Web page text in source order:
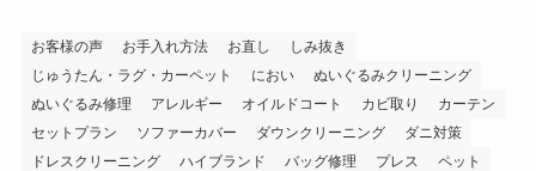
お客様の声 お手入れ方法 お直し
しみ抜き
じゅうたん・ラグ・カーペット
におい
ぬいぐるみクリーニング
ぬいぐるみ修理
アレルギー オイルドコート カビ取り
カーテン
セットプラン
ソファーカバー ダウンクリーニング
ダニ対策
ドレスクリーニング
ハイブランド バッグ修理 プレス
ペット